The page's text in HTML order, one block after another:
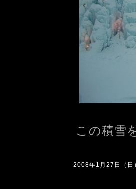
この積雪
2008年1月27日（